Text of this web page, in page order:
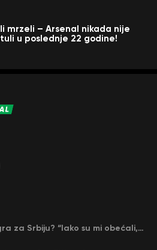
mrzeli – Arsenal nikada nije
u poslednje 22 godine!
Zašto Rade Krunić ne igra za Srbiju? “Iako su mi obećali, niko me nije zvao…”